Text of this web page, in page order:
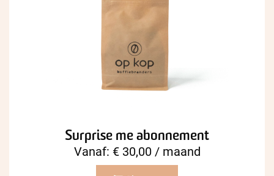
Surprise me abonnement
Vanaf: €30,00 / maand